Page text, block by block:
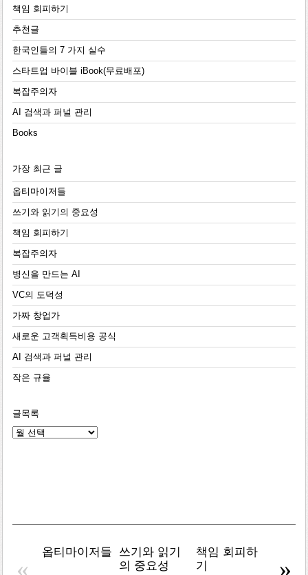
책임 회피하기
추천글
한국인들의 7 가지 실수
스타트업 바이블 iBook(무료배포)
복잡주의자
AI 검색과 퍼널 관리
Books
가장 최근 글
옵티마이저들
쓰기와 읽기의 중요성
책임 회피하기
복잡주의자
병신을 만드는 AI
VC의 도덕성
가짜 창업가
새로운 고객획득비용 공식
AI 검색과 퍼널 관리
작은 규율
글목록
글
옵티마이저들
쓰기와 읽기
의 중요성
책임 회피하
기
« »